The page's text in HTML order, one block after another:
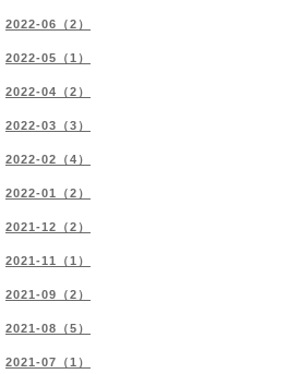
2022-06（2）
2022-05（1）
2022-04（2）
2022-03（3）
2022-02（4）
2022-01（2）
2021-12（2）
2021-11（1）
2021-09（2）
2021-08（5）
2021-07（1）